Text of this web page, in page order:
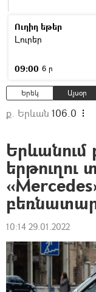
Ուղիղ եթեր
Լուրեր
09:00 6 ր
Երեկ Այսօր
ք. Երևան 106.0
երթուղու
10:14 29.01.2022